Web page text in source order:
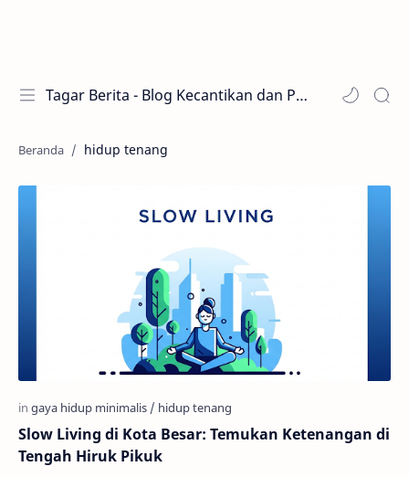
Tagar Berita - Blog Kecantikan dan Perawatan
hidup tenang
Slow Living di Kota Besar: Temukan Ketenangan di
Tengah Hiruk Pikuk